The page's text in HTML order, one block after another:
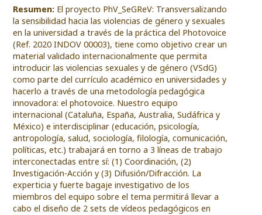
Resumen: El proyecto PhV_SeGReV: Transversalizando
la sensibilidad hacia las violencias de género y sexuales
en la universidad a través de la práctica del Photovoice
(Ref. 2020 INDOV 00003), tiene como objetivo crear un
material validado internacionalmente que permita
introducir las violencias sexuales y de género (VSdG)
como parte del currículo académico en universidades y
hacerlo a través de una metodología pedagógica
innovadora: el photovoice. Nuestro equipo
internacional (Cataluña, España, Australia, Sudáfrica y
México) e interdisciplinar (educación, psicología,
antropología, salud, sociología, filología, comunicación,
políticas, etc.) trabajará en torno a 3 líneas de trabajo
interconectadas entre sí: (1) Coordinación, (2)
Investigación-Acción y (3) Difusión/Difracción. La
experticia y fuerte bagaje investigativo de los
miembros del equipo sobre el tema permitirá llevar a
cabo el diseño de 2 sets de vídeos pedagógicos en